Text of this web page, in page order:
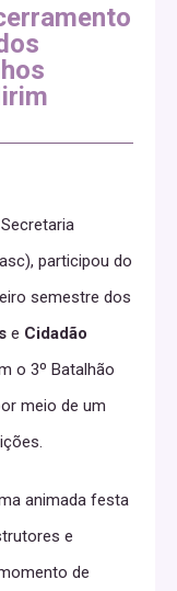
participou do
semestre dos
e Cidadão
o 3º Batalhão
meio de um
animada festa
e
de